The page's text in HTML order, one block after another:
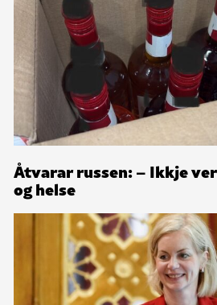
Åtvarar russen: – Ikkje
og helse